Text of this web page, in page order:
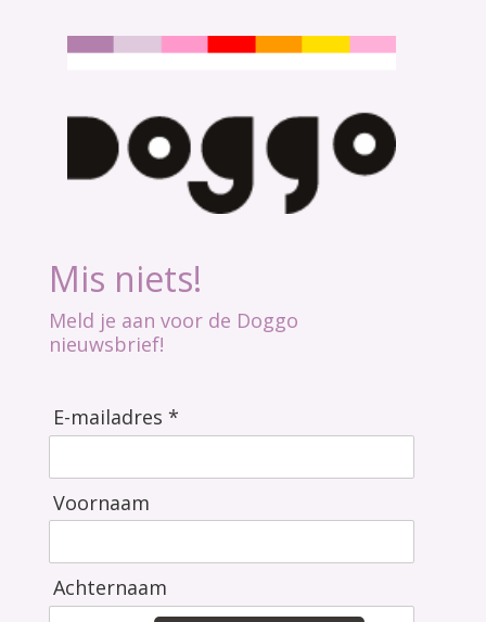
Mis niets!
Meld je aan voor de Doggo
nieuwsbrief!
E-mailadres *
Voornaam
Achternaam